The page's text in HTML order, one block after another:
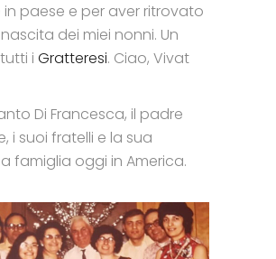
paese e per aver ritrovato
dei miei nonni. Un
i Gratteresi. Ciao, Vivat
Di Francesca, il padre
i suoi fratelli e la sua
famiglia oggi in America.